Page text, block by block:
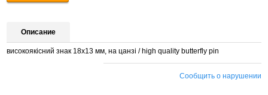
Описание
високоякісний знак 18х13 мм, на цанзі / high quality butterfly pin
Сообщить о нарушении